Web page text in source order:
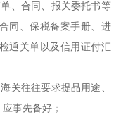
、合同、报关委托书等
同、保税备案手册、进
通关单以及信用证付汇
关往往要求提品用途、
事先备好；